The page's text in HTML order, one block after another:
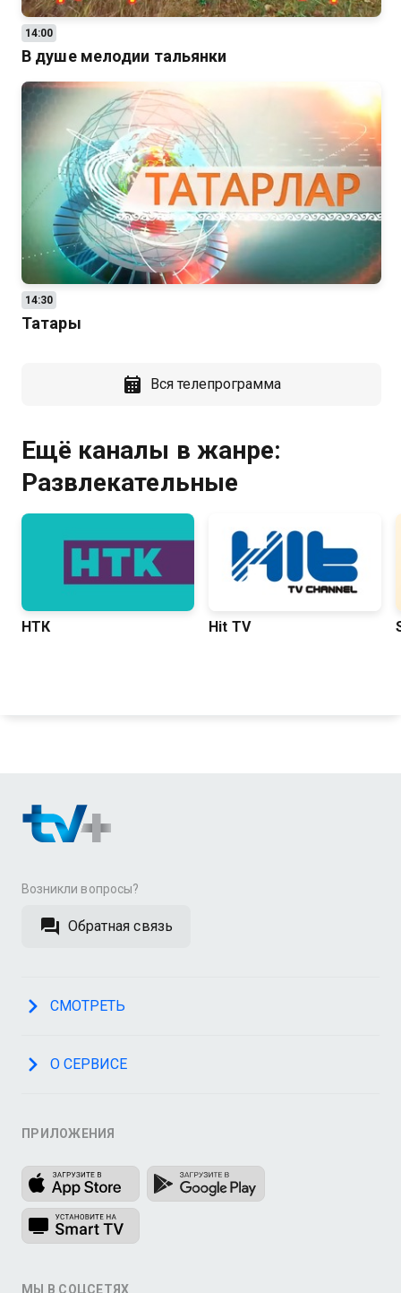
14:00
В душе мелодии тальянки
14:30
Татары
Вся телепрограмма
Ещё каналы в жанре:
Развлекательные
НТК Hit TV
Возникли вопросы?
Обратная связь
СМОТРЕТЬ
О СЕРВИСЕ
ПРИЛОЖЕНИЯ
МЫ В СОЦСЕТЯХ